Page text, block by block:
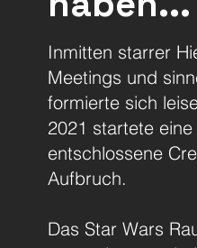
Inmitten starrer
Meetings und
formierte sich
2021 startete eine
entschlossene
Aufbruch.
Das Star Wars